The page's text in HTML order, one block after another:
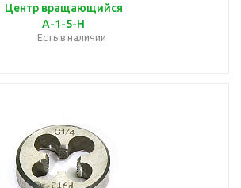
Центр вращающийся
А-1-5-Н
Есть в наличии